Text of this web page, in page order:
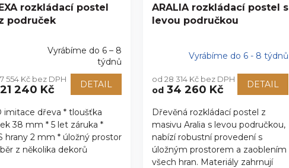
rozkládací postel
područek
Vyrábíme do 6 – 8
týdnů
554 Kč bez DPH
240 Kč DETAIL
imitace dřeva * tloušťka
38 mm * 5 let záruka *
hrany 2 mm * úložný prostor
z několika dekorů
ARALIA rozkládací postel s
levou područkou
Vyrábíme do 6 - 8 týdnů
od 28 314 Kč bez DPH
od34 260 Kč DETAIL
Dřevěná rozkládací postel z
masivu Aralia s levou područkou,
nabízí robustní provedení s
úložným prostorem a zaoblením
všech hran. Materiály zahrnují